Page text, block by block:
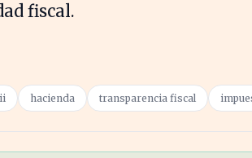
fiscal.
hacienda transparencia fiscal